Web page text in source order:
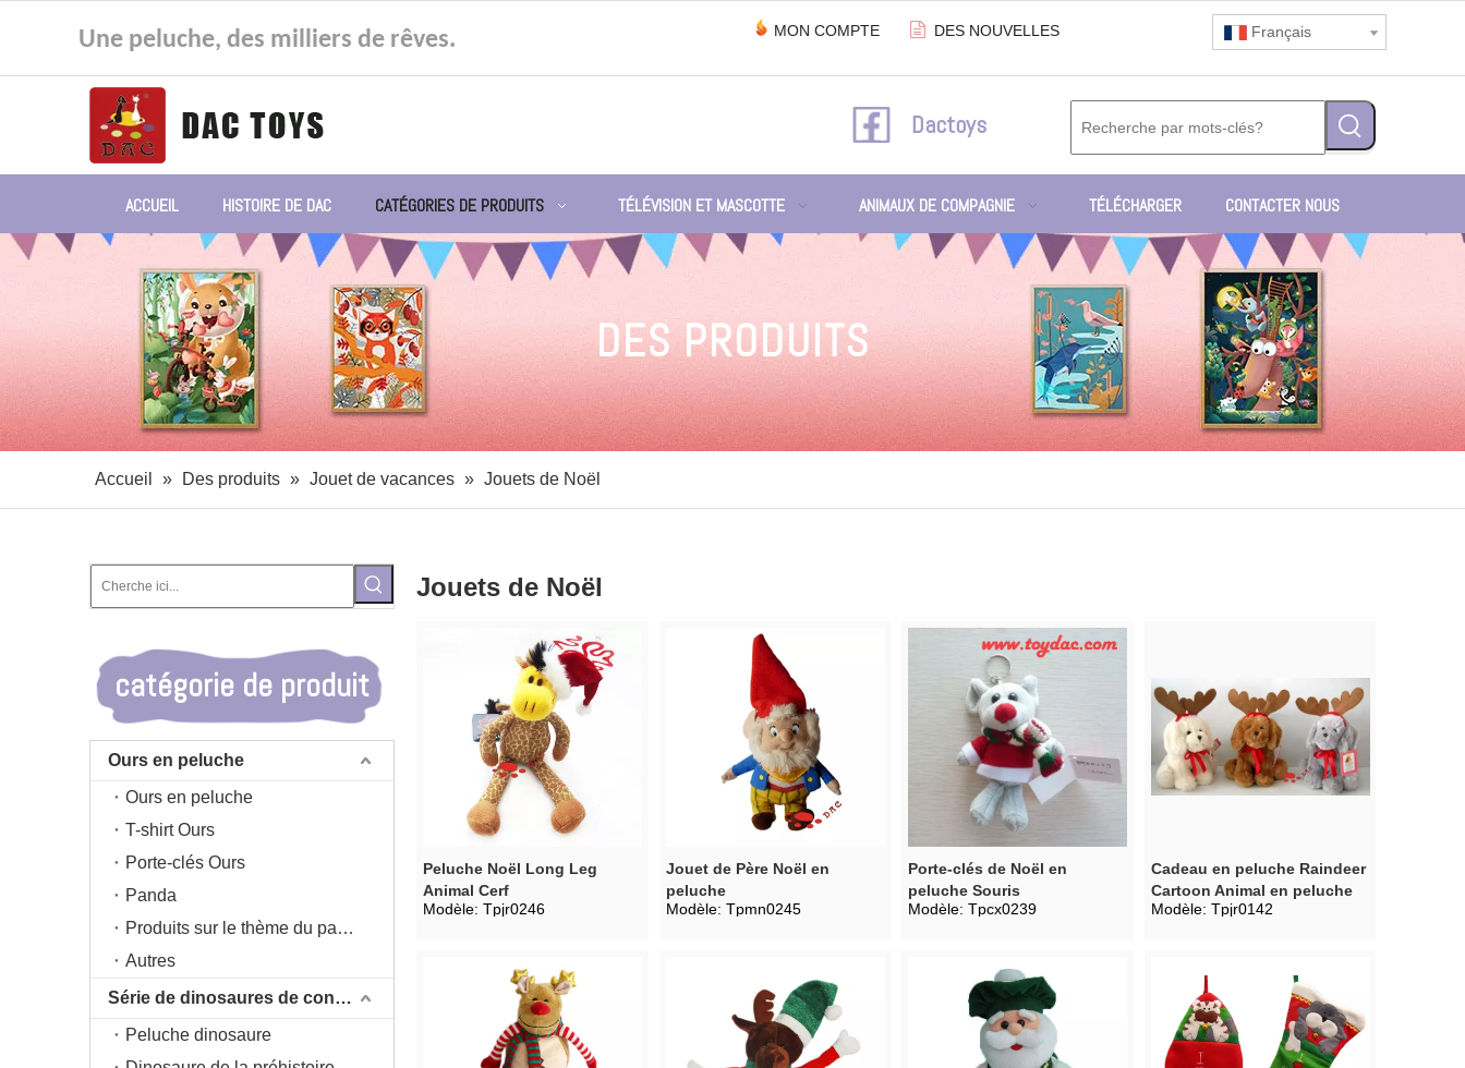
Une peluche, des milliers de rêves. MON COMPTE  DES NOUVELLES Français
Dactoys
ACCUEIL HISTOIRE DE DAC CATÉGORIES DE PRODUITS TÉLÉVISION ET MASCOTTE ANIMAUX DE COMPAGNIE TÉLÉCHARGER CONTACTER NOUS
DES PRODUITS
Accueil » Des produits » Jouet de vacances » Jouets de Noël
catégorie de produit
Ours en peluche
Ours en peluche
T-shirt Ours
Porte-clés Ours
Panda
Produits sur le thème du panda
Autres
Série de dinosaures de conception originale DAC
Peluche dinosaure
Jouets de Noël
Peluche Noël Long Leg
Animal Cerf
Modèle: Tpjr0246
Jouet de Père Noël en
peluche
Modèle: Tpmn0245
Porte-clés de Noël en
peluche Souris
Modèle: Tpcx0239
Cadeau en peluche Raindeer
Cartoon Animal en peluche
Modèle: Tpjr0142